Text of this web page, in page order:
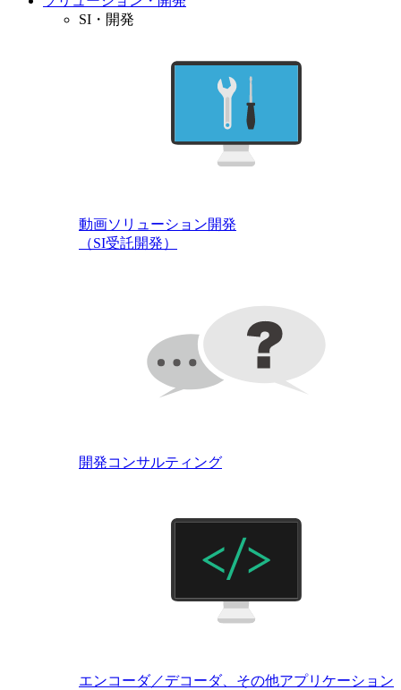
SI・開発
動画ソリューション開発
（SI受託開発）
開発コンサルティング
エンコーダ／デコーダ、その他アプリケーション